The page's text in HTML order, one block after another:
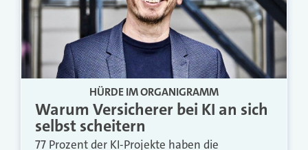
HÜRDE IM ORGANIGRAMM
Warum Versicherer bei KI an sich
selbst scheitern
77 Prozent der KI-Projekte haben die